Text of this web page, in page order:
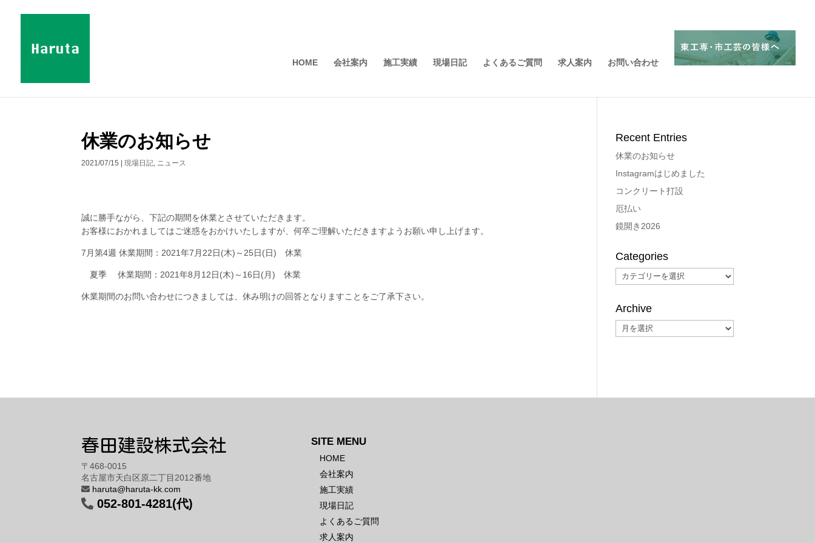
HOME 会社案内 施工実績 現場日記 よくあるご質問 求人案内 お問い合わせ
休業のお知らせ
2021/07/15 |現場日記, ニュース
誠に勝手ながら、下記の期間を休業とさせていただきます。
お客様におかれましてはご迷惑をおかけいたしますが、何卒ご理解いただきますようお願い申し上げます。
7月第4週 休業期間：2021年7月22日(木)～25日(日) 休業
夏季 休業期間：2021年8月12日(木)～16日(月) 休業
休業期間のお問い合わせにつきましては、休み明けの回答となりますことをご了承下さい。
Recent Entries
休業のお知らせ
Instagramはじめました
コンクリート打設
厄払い
鏡開き2026
Categories
Categories
Archive
Archive
春田建設株式会社
〒468-0015
名古屋市天白区原二丁目2012番地
haruta@haruta-kk.com
052-801-4281(代)
SITE MENU
HOME
会社案内
施工実績
現場日記
よくあるご質問
求人案内